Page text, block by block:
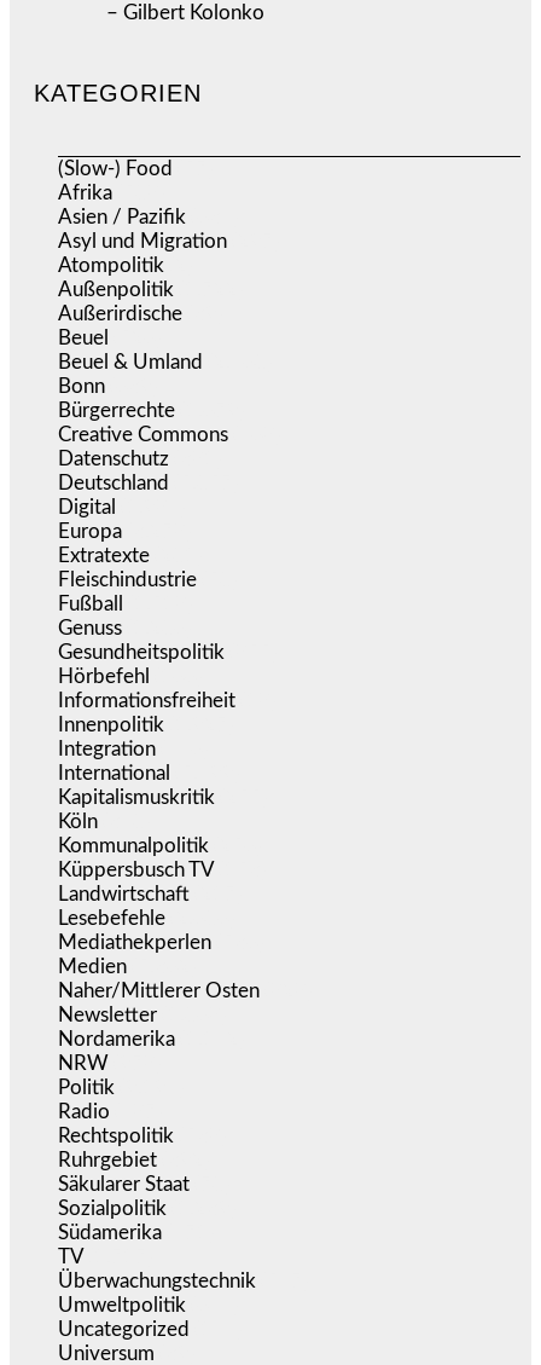
– Gilbert Kolonko
KATEGORIEN
(Slow-) Food
Afrika
Asien / Pazifik
Asyl und Migration
Atompolitik
Außenpolitik
Außerirdische
Beuel
Beuel & Umland
Bonn
Bürgerrechte
Creative Commons
Datenschutz
Deutschland
Digital
Europa
Extratexte
Fleischindustrie
Fußball
Genuss
Gesundheitspolitik
Hörbefehl
Informationsfreiheit
Innenpolitik
Integration
International
Kapitalismuskritik
Köln
Kommunalpolitik
Küppersbusch TV
Landwirtschaft
Lesebefehle
Mediathekperlen
Medien
Naher/Mittlerer Osten
Newsletter
Nordamerika
NRW
Politik
Radio
Rechtspolitik
Ruhrgebiet
Säkularer Staat
Sozialpolitik
Südamerika
TV
Überwachungstechnik
Umweltpolitik
Uncategorized
Universum